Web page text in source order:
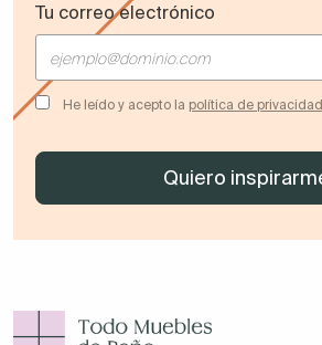
Tu correo electrónico
He leído y acepto la política de privacidad